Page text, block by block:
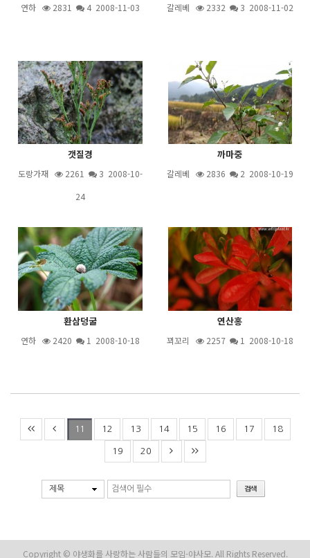
연하 2831 42008-11-03 갈레베 2332 3 2008-11-02
갯질경
도랑가재 2261 3 2008-10-
24
까마중
갈레베 2836 2 2008-10-19
환삼덩굴
연하 2420 1 2008-10-18
연산홍
꾀꼬리 2257 1 2008-10-18
11 12 13 14 15 16 17 18
19 20
제목
Copyright © 야생화를 사랑하는 사람들의 모임-야사모. All Rights Reserved.